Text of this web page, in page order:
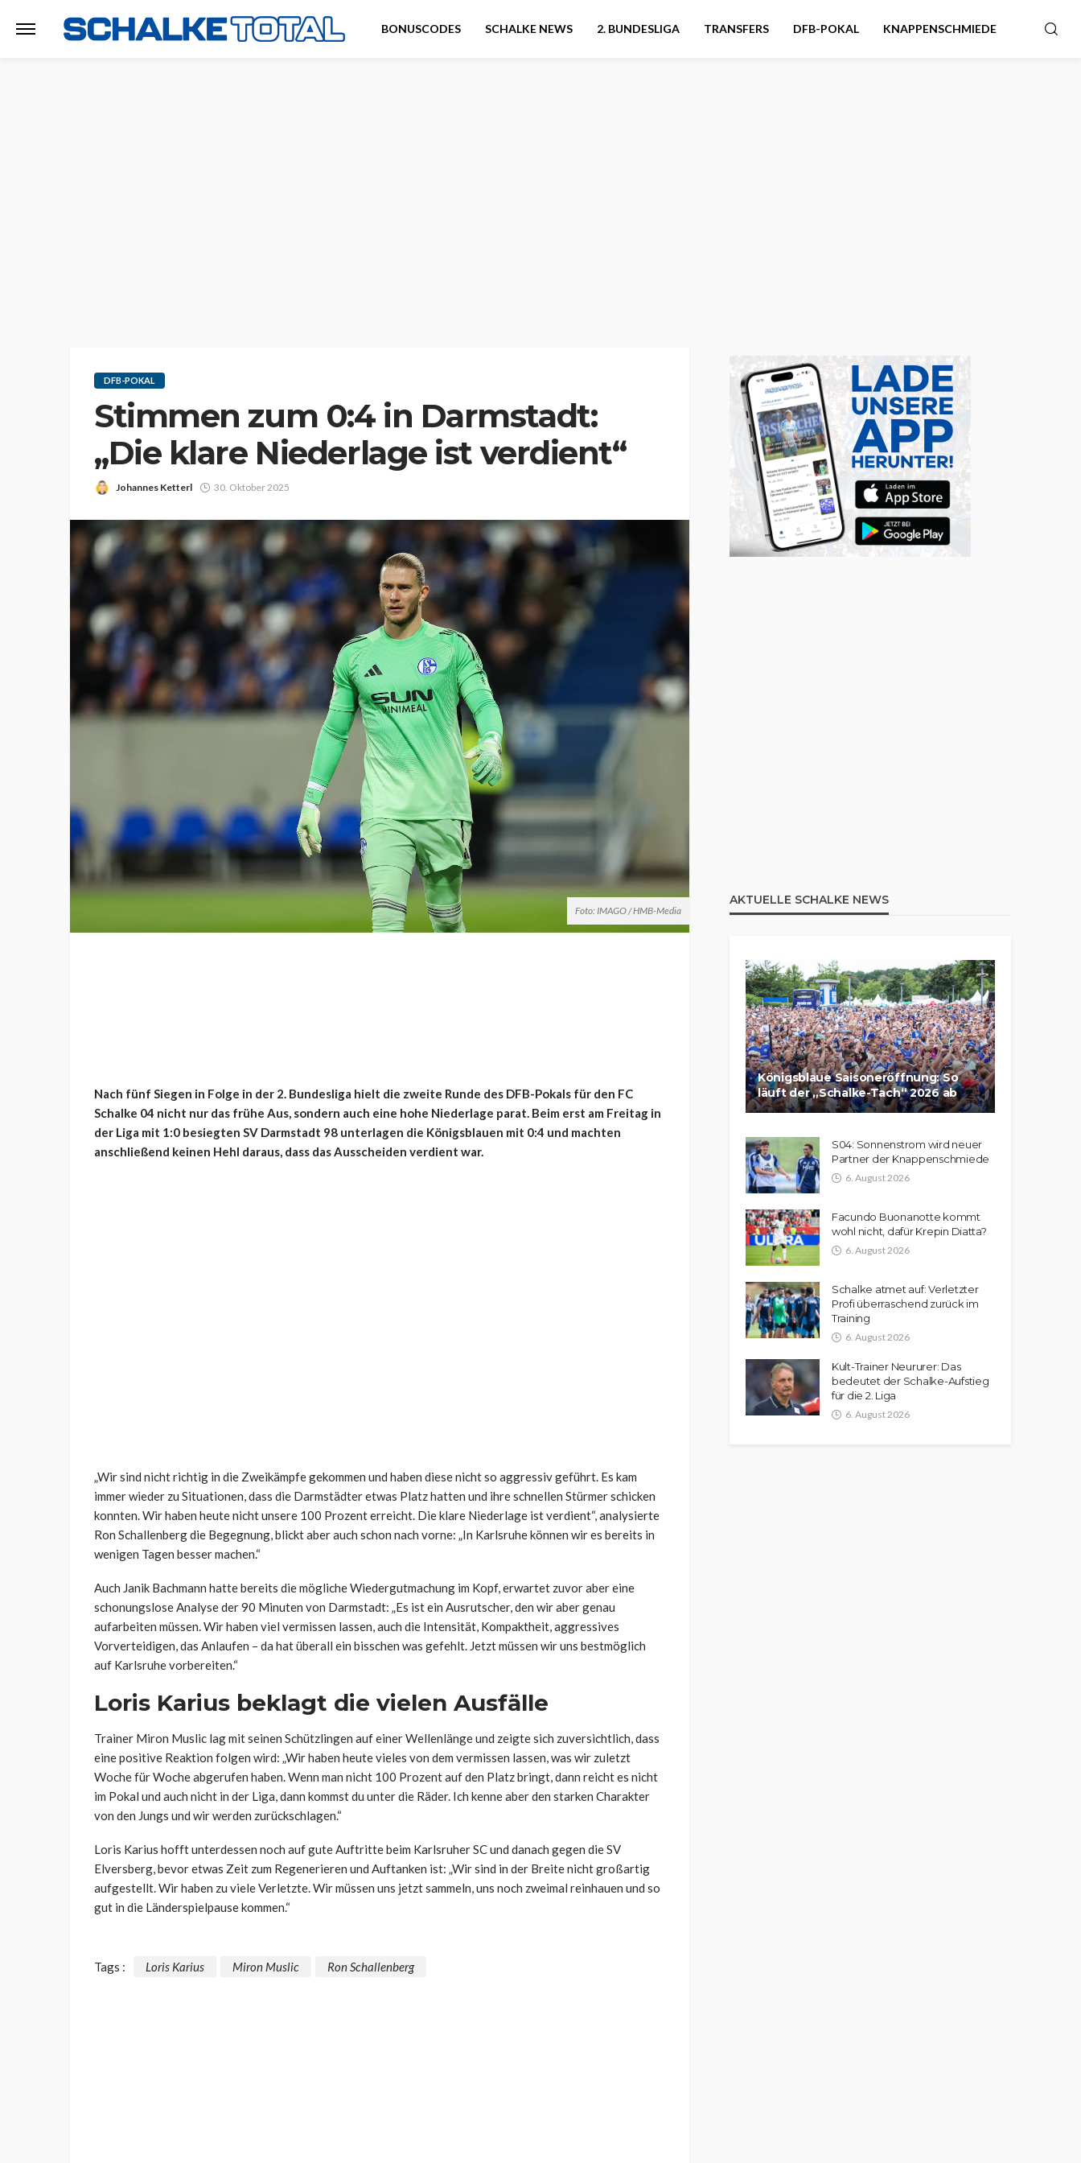
BONUSCODES SCHALKE NEWS 2. BUNDESLIGA TRANSFERS DFB-POKAL KNAPPENSCHMIEDE
DFB-POKAL
Stimmen zum 0:4 in Darmstadt:
„Die klare Niederlage ist verdient“
Johannes Ketterl 30. Oktober 2025
Foto: IMAGO / HMB-Media
Nach fünf Siegen in Folge in der 2. Bundesliga hielt die zweite Runde des DFB-Pokals für den FC
Schalke 04 nicht nur das frühe Aus, sondern auch eine hohe Niederlage parat. Beim erst am Freitag in
der Liga mit 1:0 besiegten SV Darmstadt 98 unterlagen die Königsblauen mit 0:4 und machten
anschließend keinen Hehl daraus, dass das Ausscheiden verdient war.
„Wir sind nicht richtig in die Zweikämpfe gekommen und haben diese nicht so aggressiv geführt. Es kam
immer wieder zu Situationen, dass die Darmstädter etwas Platz hatten und ihre schnellen Stürmer schicken
konnten. Wir haben heute nicht unsere 100 Prozent erreicht. Die klare Niederlage ist verdient“, analysierte
Ron Schallenberg die Begegnung, blickt aber auch schon nach vorne: „In Karlsruhe können wir es bereits in
wenigen Tagen besser machen.“
Auch Janik Bachmann hatte bereits die mögliche Wiedergutmachung im Kopf, erwartet zuvor aber eine
schonungslose Analyse der 90 Minuten von Darmstadt: „Es ist ein Ausrutscher, den wir aber genau
aufarbeiten müssen. Wir haben viel vermissen lassen, auch die Intensität, Kompaktheit, aggressives
Vorverteidigen, das Anlaufen – da hat überall ein bisschen was gefehlt. Jetzt müssen wir uns bestmöglich
auf Karlsruhe vorbereiten.“
Loris Karius beklagt die vielen Ausfälle
Trainer Miron Muslic lag mit seinen Schützlingen auf einer Wellenlänge und zeigte sich zuversichtlich, dass
eine positive Reaktion folgen wird: „Wir haben heute vieles von dem vermissen lassen, was wir zuletzt
Woche für Woche abgerufen haben. Wenn man nicht 100 Prozent auf den Platz bringt, dann reicht es nicht
im Pokal und auch nicht in der Liga, dann kommst du unter die Räder. Ich kenne aber den starken Charakter
von den Jungs und wir werden zurückschlagen.“
Loris Karius hofft unterdessen noch auf gute Auftritte beim Karlsruher SC und danach gegen die SV
Elversberg, bevor etwas Zeit zum Regenerieren und Auftanken ist: „Wir sind in der Breite nicht großartig
aufgestellt. Wir haben zu viele Verletzte. Wir müssen uns jetzt sammeln, uns noch zweimal reinhauen und so
gut in die Länderspielpause kommen.“
Tags : Loris Karius Miron Muslic Ron Schallenberg
AKTUELLE SCHALKE NEWS
Königsblaue Saisoneröffnung: So
läuft der „Schalke-Tach“ 2026 ab
S04: Sonnenstrom wird neuer
Partner der Knappenschmiede
6. August 2026
Facundo Buonanotte kommt
wohl nicht, dafür Krepin Diatta?
6. August 2026
Schalke atmet auf: Verletzter
Profi überraschend zurück im
Training
6. August 2026
Kult-Trainer Neururer: Das
bedeutet der Schalke-Aufstieg
für die 2. Liga
6. August 2026